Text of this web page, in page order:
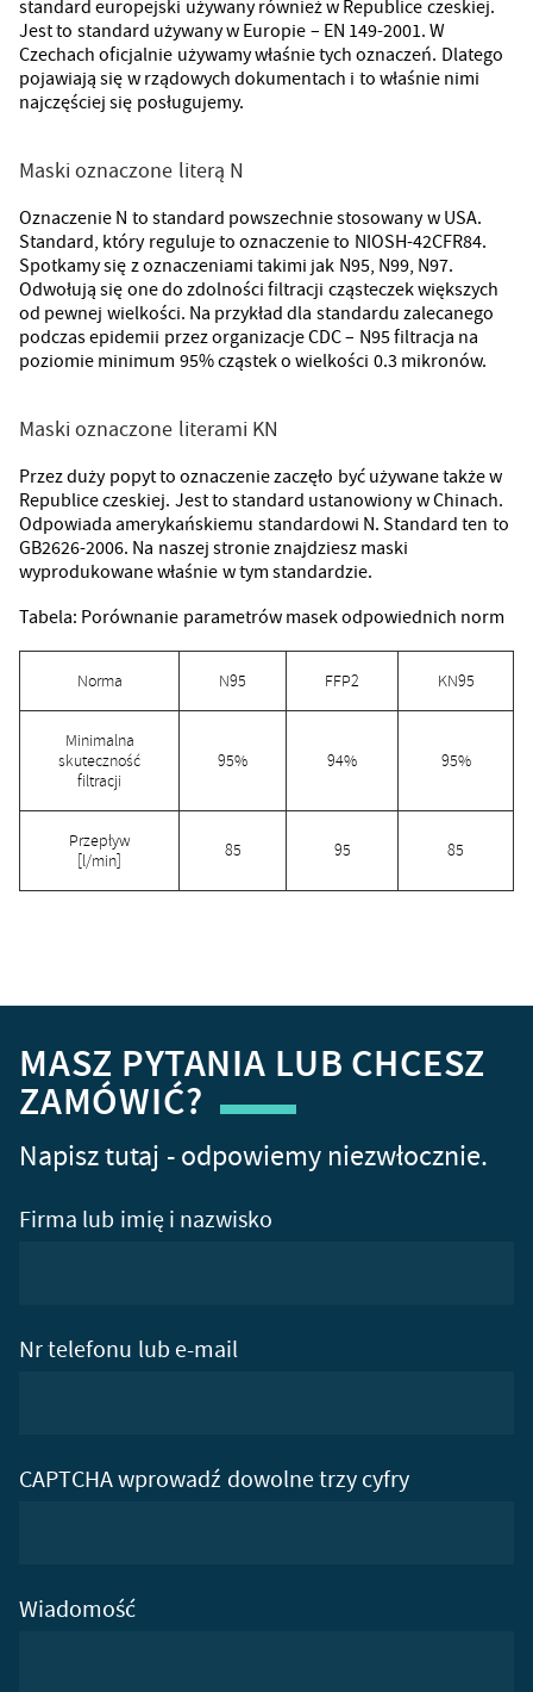
standard europejski używany również w Republice czeskiej.
Jest to standard używany w Europie – EN 149-2001. W
Czechach oficjalnie używamy właśnie tych oznaczeń. Dlatego
pojawiają się w rządowych dokumentach i to właśnie nimi
najczęściej się posługujemy.
Maski oznaczone literą N
Oznaczenie N to standard powszechnie stosowany w USA.
Standard, który reguluje to oznaczenie to NIOSH-42CFR84.
Spotkamy się z oznaczeniami takimi jak N95, N99, N97.
Odwołują się one do zdolności filtracji cząsteczek większych
od pewnej wielkości. Na przykład dla standardu zalecanego
podczas epidemii przez organizacje CDC – N95 filtracja na
poziomie minimum 95% cząstek o wielkości 0.3 mikronów.
Maski oznaczone literami KN
Przez duży popyt to oznaczenie zaczęło być używane także w
Republice czeskiej. Jest to standard ustanowiony w Chinach.
Odpowiada amerykańskiemu standardowi N. Standard ten to
GB2626-2006. Na naszej stronie znajdziesz maski
wyprodukowane właśnie w tym standardzie.
Tabela: Porównanie parametrów masek odpowiednich norm
Norma N95 FFP2 KN95
Minimalna
skuteczność
filtracji
95% 94% 95%
Przepływ
[l/min]
85 95 85
MASZ PYTANIA LUB CHCESZ
ZAMÓWIĆ?
Napisz tutaj - odpowiemy niezwłocznie.
Firma lub imię i nazwisko
Nr telefonu lub e-mail
CAPTCHA wprowadź dowolne trzy cyfry
Wiadomość